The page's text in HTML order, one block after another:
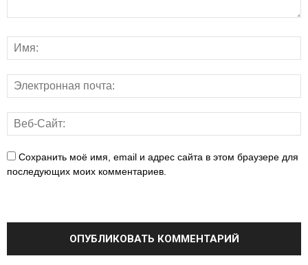
Сохранить моё имя, email и адрес сайта в этом браузере для
последующих моих комментариев.